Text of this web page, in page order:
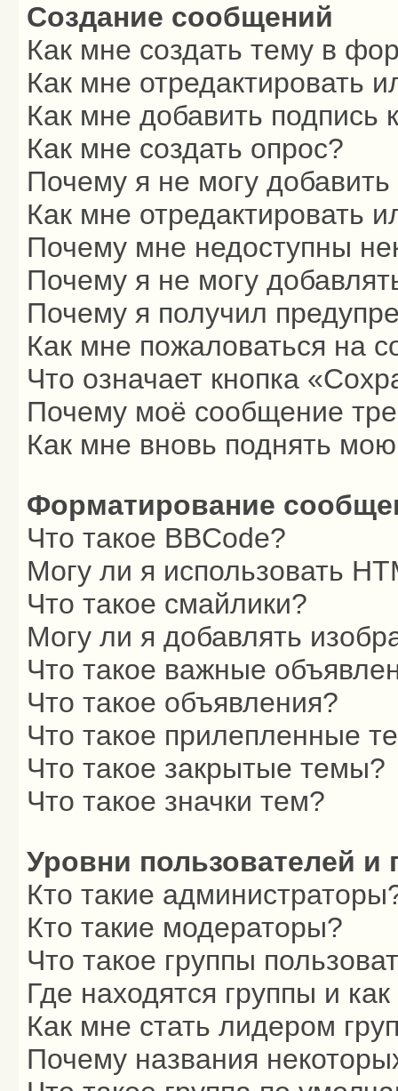
Создание сообщений
Как мне создать тему в
Как мне отредактировать
Как мне добавить
Как мне создать опрос?
Почему я не могу
Как мне отредактировать
Почему мне недоступны
Почему я не могу
Почему я получил
Как мне пожаловаться на
Что означает кнопка
Почему моё сообщение
Как мне вновь поднять
Форматирование
Что такое BBCode?
Могу ли я использовать
Что такое смайлики?
Могу ли я добавлять
Что такое важные
Что такое объявления?
Что такое прилепленные
Что такое закрытые темы?
Что такое значки тем?
Уровни пользователей и
Кто такие
Кто такие модераторы?
Что такое группы
Где находятся группы и
Как мне стать лидером
Почему названия